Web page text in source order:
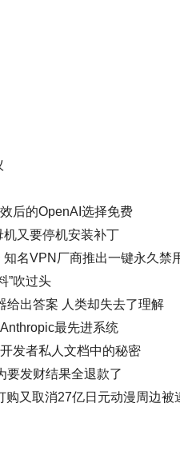
后的OpenAI选择免费
又要停机安装补丁
名VPN厂商推出一键永久禁
”吹过头
给出答案 人类却失去了理解
最先进系统
发者私人文档中的秘密
要发财结果全退款了
购又取消27亿日元动漫周边被